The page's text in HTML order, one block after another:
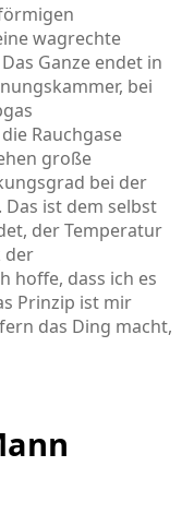
wagrechte
Ganze endet in
bei
Rauchgase
große
bei der
ist dem selbst
der Temperatur
der
hoffe, dass ich es
Prinzip ist mir
das Ding macht,